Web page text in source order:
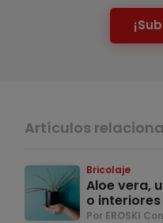
Artículos
Bricolaje
Aloe vera,
o interiores
Por EROSKI